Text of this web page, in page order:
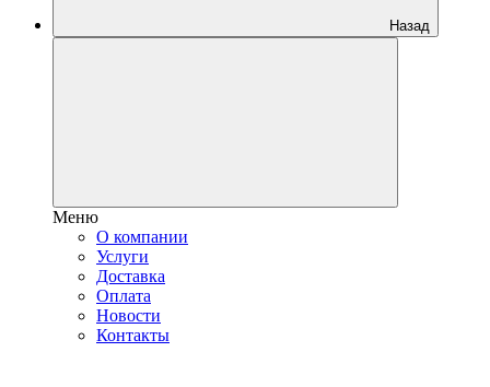
Назад
Меню
О компании
Услуги
Доставка
Оплата
Новости
Контакты